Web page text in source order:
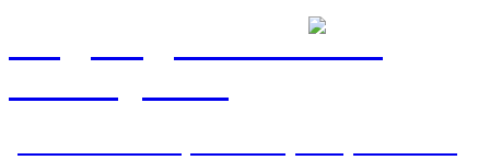
МБДОУ ДС "Калинка"